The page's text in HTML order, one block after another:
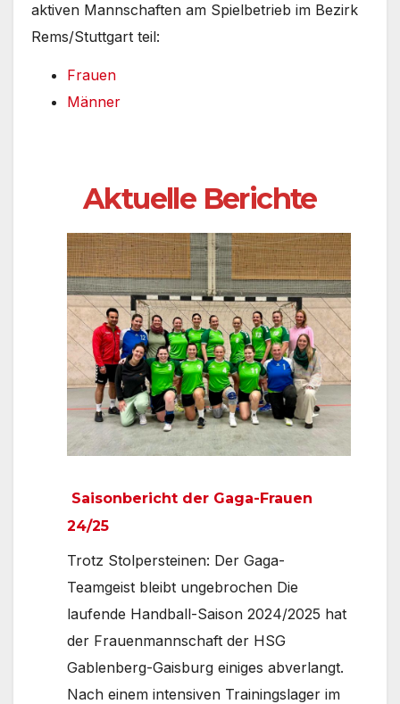
aktiven Mannschaften am Spielbetrieb im Bezirk
Rems/Stuttgart teil:
Frauen
Männer
Aktuelle Berichte
Saisonbericht der Gaga-Frauen
24/25
Trotz Stolpersteinen: Der Gaga-
Teamgeist bleibt ungebrochen Die
laufende Handball-Saison 2024/2025 hat
der Frauenmannschaft der HSG
Gablenberg-Gaisburg einiges abverlangt.
Nach einem intensiven Trainingslager im